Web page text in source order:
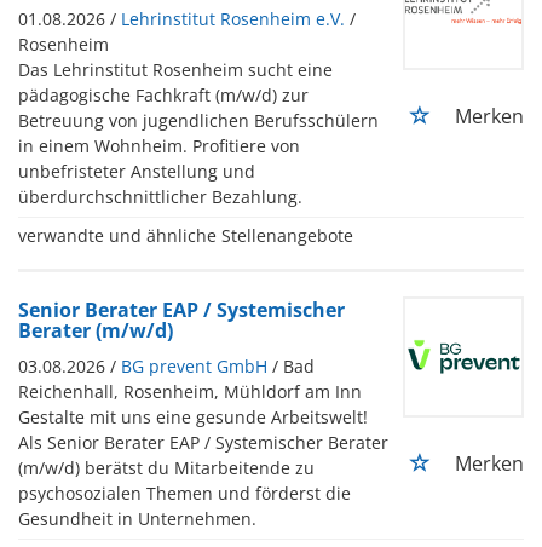
01.08.2026 / Lehrinstitut Rosenheim e.V. /
Rosenheim
Das Lehrinstitut Rosenheim sucht eine
pädagogische Fachkraft (m/w/d) zur
Betreuung von jugendlichen Berufsschülern
in einem Wohnheim. Profitiere von
unbefristeter Anstellung und
überdurchschnittlicher Bezahlung.
Merken
verwandte und ähnliche Stellenangebote
Senior Berater EAP / Systemischer
Berater (m/w/d)
03.08.2026 / BG prevent GmbH / Bad
Reichenhall, Rosenheim, Mühldorf am Inn
Gestalte mit uns eine gesunde Arbeitswelt!
Als Senior Berater EAP / Systemischer Berater
(m/w/d) berätst du Mitarbeitende zu
psychosozialen Themen und förderst die
Gesundheit in Unternehmen.
Merken